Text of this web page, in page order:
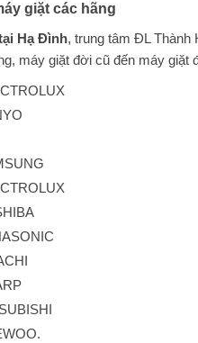
giặt các hãng
Hạ Đình, trung tâm ĐL
máy giặt đời cũ đến máy